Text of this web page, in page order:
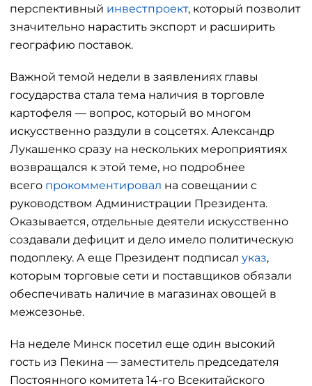
перспективный инвестпроект, который позволит
значительно нарастить экспорт и расширить
географию поставок.
Важной темой недели в заявлениях главы
государства стала тема наличия в торговле
картофеля — вопрос, который во многом
искусственно раздули в соцсетях. Александр
Лукашенко сразу на нескольких мероприятиях
возвращался к этой теме, но подробнее
всего прокомментировал на совещании с
руководством Администрации Президента.
Оказывается, отдельные деятели искусственно
создавали дефицит и дело имело политическую
подоплеку. А еще Президент подписал указ,
которым торговые сети и поставщиков обязали
обеспечивать наличие в магазинах овощей в
межсезонье.
На неделе Минск посетил еще один высокий
гость из Пекина — заместитель председателя
Постоянного комитета 14-го Всекитайского